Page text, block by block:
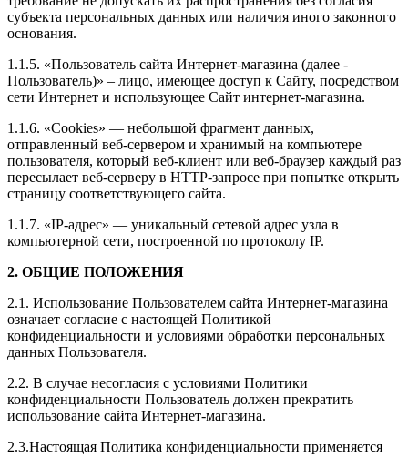
субъекта персональных данных или наличия иного законного
основания.
1.1.5. «Пользователь сайта Интернет-магазина (далее -
Пользователь)» – лицо, имеющее доступ к Сайту, посредством
сети Интернет и использующее Сайт интернет-магазина.
1.1.6. «Cookies» — небольшой фрагмент данных,
отправленный веб-сервером и хранимый на компьютере
пользователя, который веб-клиент или веб-браузер каждый раз
пересылает веб-серверу в HTTP-запросе при попытке открыть
страницу соответствующего сайта.
1.1.7. «IP-адрес» — уникальный сетевой адрес узла в
компьютерной сети, построенной по протоколу IP.
2. ОБЩИЕ ПОЛОЖЕНИЯ
2.1. Использование Пользователем сайта Интернет-магазина
означает согласие с настоящей Политикой
конфиденциальности и условиями обработки персональных
данных Пользователя.
2.2. В случае несогласия с условиями Политики
конфиденциальности Пользователь должен прекратить
использование сайта Интернет-магазина.
2.3.Настоящая Политика конфиденциальности применяется